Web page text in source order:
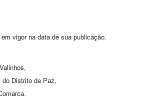
vigor na data de sua publicação.
do Distrito de Paz,